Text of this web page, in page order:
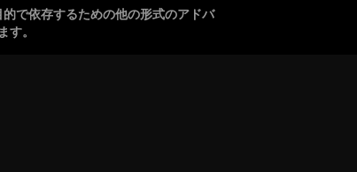
で依存するための他の形式のアドバ
。